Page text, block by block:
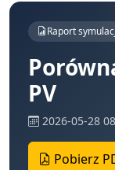
Raport
PV
2026-05-28
Pobierz